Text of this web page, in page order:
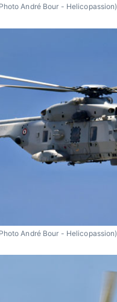
André Bour - Helicopassion)
André Bour - Helicopassion)